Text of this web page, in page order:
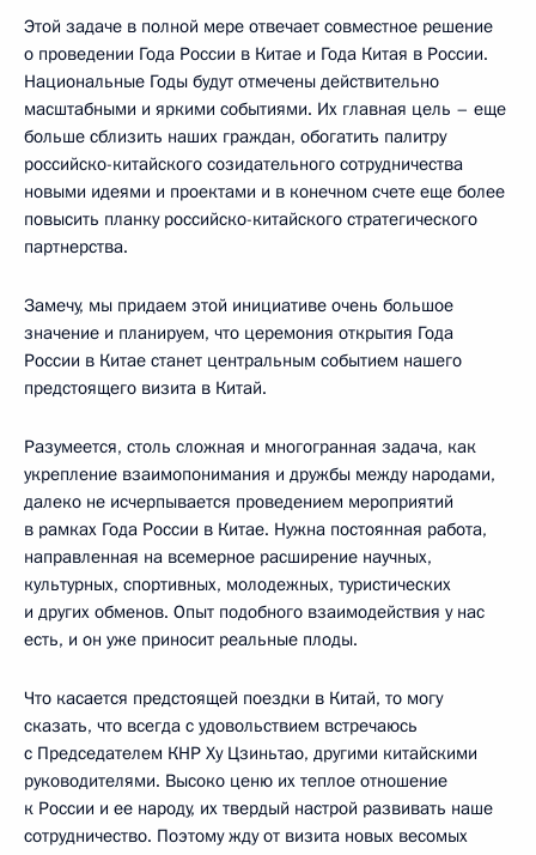
Этой задаче в полной мере отвечает совместное решение
о проведении Года России в Китае и Года Китая в России.
Национальные Годы будут отмечены действительно
масштабными и яркими событиями. Их главная цель – еще
больше сблизить наших граждан, обогатить палитру
российско-китайского созидательного сотрудничества
новыми идеями и проектами и в конечном счете еще более
повысить планку российско-китайского стратегического
партнерства.
Замечу, мы придаем этой инициативе очень большое
значение и планируем, что церемония открытия Года
России в Китае станет центральным событием нашего
предстоящего визита в Китай.
Разумеется, столь сложная и многогранная задача, как
укрепление взаимопонимания и дружбы между народами,
далеко не исчерпывается проведением мероприятий
в рамках Года России в Китае. Нужна постоянная работа,
направленная на всемерное расширение научных,
культурных, спортивных, молодежных, туристических
и других обменов. Опыт подобного взаимодействия у нас
есть, и он уже приносит реальные плоды.
Что касается предстоящей поездки в Китай, то могу
сказать, что всегда с удовольствием встречаюсь
с Председателем КНР Ху Цзиньтао, другими китайскими
руководителями. Высоко ценю их теплое отношение
к России и ее народу, их твердый настрой развивать наше
сотрудничество. Поэтому жду от визита новых весомых